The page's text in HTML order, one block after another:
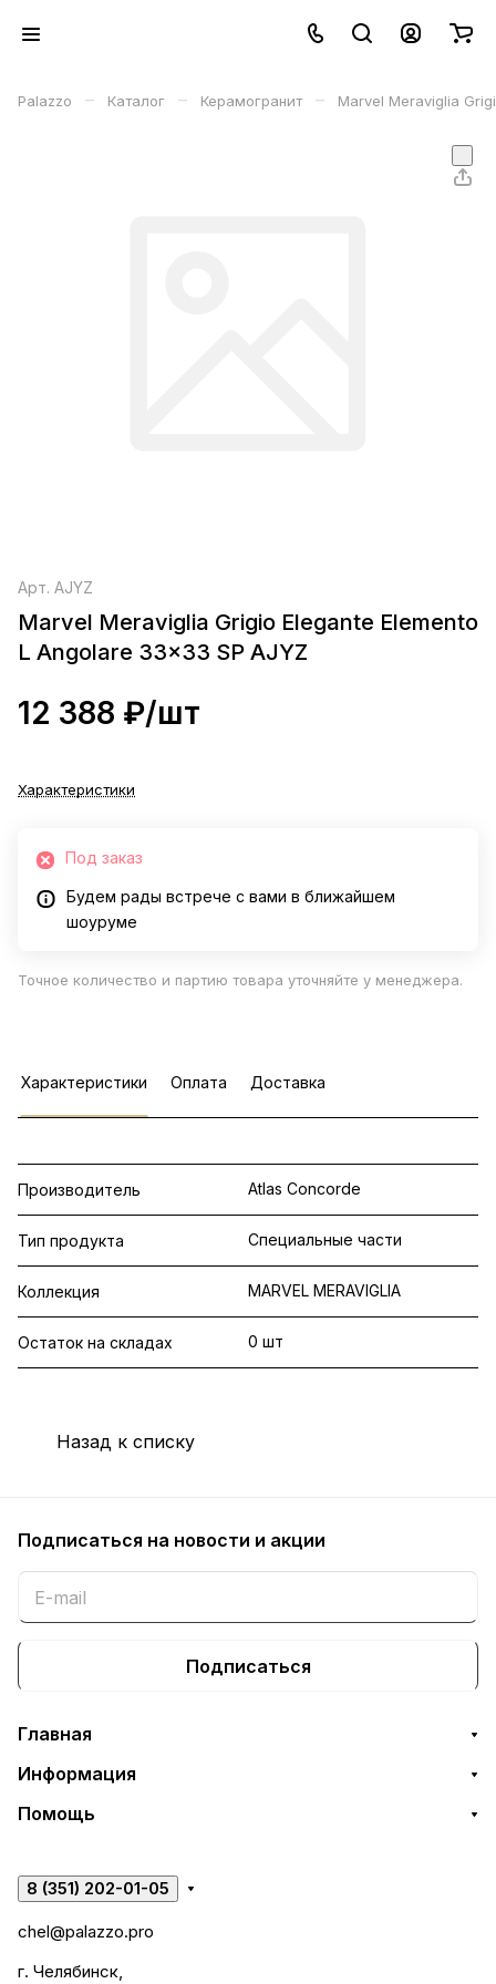
Palazzo – Каталог – Керамогранит – Marvel Meraviglia
Арт. AJYZ
Marvel Meraviglia Grigio Elegante Elemento
L Angolare 33x33 SP AJYZ
12 388 ₽/шт
Характеристики
Под заказ
Будем рады встрече с вами в ближайшем
шоуруме
Точное количество и партию товара уточняйте у менеджера.
Характеристики Оплата Доставка
Производитель Atlas Concorde
Тип продукта Специальные части
Коллекция MARVEL MERAVIGLIA
Остаток на складах 0 шт
Назад к списку
Подписаться на новости и акции
Подписаться
Главная
Информация
Помощь
8 (351) 202-01-05
chel@palazzo.pro
г. Челябинск,